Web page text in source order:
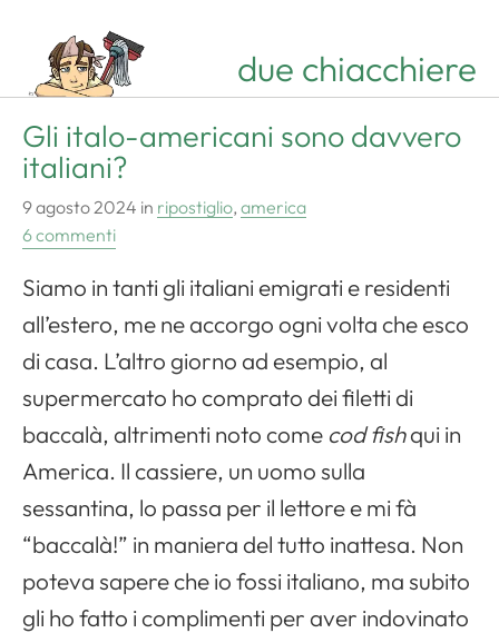
due chiacchiere
Gli italo-americani sono davvero
italiani?
9 agosto 2024 in ripostiglio, america
6 commenti
Siamo in tanti gli italiani emigrati e residenti
all’estero, me ne accorgo ogni volta che esco
di casa. L’altro giorno ad esempio, al
supermercato ho comprato dei filetti di
baccalà, altrimenti noto come cod fishqui in
America. Il cassiere, un uomo sulla
sessantina, lo passa per il lettore e mi fà
“baccalà!” in maniera del tutto inattesa. Non
poteva sapere che io fossi italiano, ma subito
gli ho fatto i complimenti per aver indovinato